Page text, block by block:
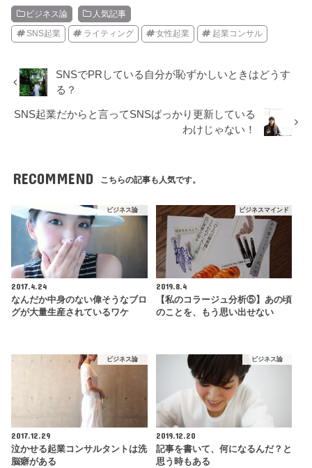
ビジネス論 人気記事
SNS起業 ライティング 女性起業 起業コンサル
SNSでPRしている自分が恥ずかしいときはどうす
る？
SNS起業だからと言ってSNSばっかり更新している
わけじゃない！
RECOMMEND こちらの記事も人気です。
ビジネス論
2017.4.24
なんだか中身のない偉そうなブロ
グが大量生産されているワケ
ビジネスマインド
2019.8.4
【私のコラージュ分析⑤】あの頃
のことを、もう思い出せない
ビジネス論
2017.12.29
泣かせる起業コンサルタントは洗
脳癖がある
ビジネス論
2019.12.20
記事を書いて、何になるんだ？と
思う時もある